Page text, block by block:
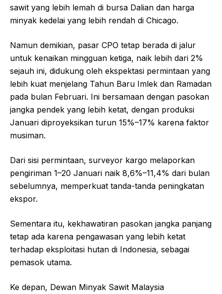
sawit yang lebih lemah di bursa Dalian dan harga
minyak kedelai yang lebih rendah di Chicago.
Namun demikian, pasar CPO tetap berada di jalur
untuk kenaikan mingguan ketiga, naik lebih dari 2%
sejauh ini, didukung oleh ekspektasi permintaan yang
lebih kuat menjelang Tahun Baru Imlek dan Ramadan
pada bulan Februari. Ini bersamaan dengan pasokan
jangka pendek yang lebih ketat, dengan produksi
Januari diproyeksikan turun 15%–17% karena faktor
musiman.
Dari sisi permintaan, surveyor kargo melaporkan
pengiriman 1–20 Januari naik 8,6%–11,4% dari bulan
sebelumnya, memperkuat tanda-tanda peningkatan
ekspor.
Sementara itu, kekhawatiran pasokan jangka panjang
tetap ada karena pengawasan yang lebih ketat
terhadap eksploitasi hutan di Indonesia, sebagai
pemasok utama.
Ke depan, Dewan Minyak Sawit Malaysia